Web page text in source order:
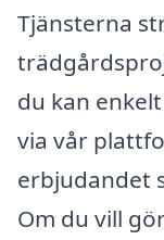
Tjänsterna
du kan
via vår
erbjudandet
Om du vill